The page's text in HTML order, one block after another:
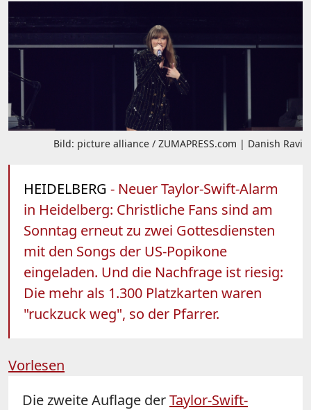
Bild: picture alliance / ZUMAPRESS.com | Danish Ravi
HEIDELBERG - Neuer Taylor-Swift-Alarm
in Heidelberg: Christliche Fans sind am
Sonntag erneut zu zwei Gottesdiensten
mit den Songs der US-Popikone
eingeladen. Und die Nachfrage ist riesig:
Die mehr als 1.300 Platzkarten waren
"ruckzuck weg", so der Pfarrer.
Vorlesen
Die zweite Auflage derTaylor-Swift-